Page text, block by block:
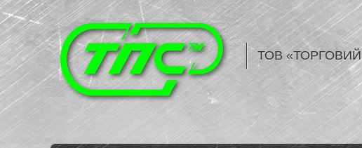
ТОВ «ТОРГОВИЙ